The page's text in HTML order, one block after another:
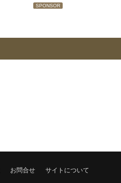
SPONSOR
お問合せ サイトについて